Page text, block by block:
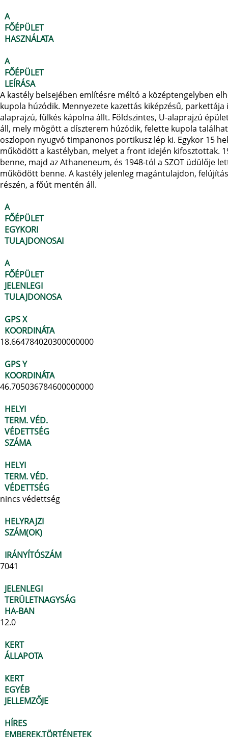
A
FŐÉPÜLET
HASZNÁLATA
A
FŐÉPÜLET
LEÍRÁSA
A kastély belsejében említésre méltó a középtengelyben
kupola húzódik. Mennyezete kazettás kiképzésű,
alaprajzú, fülkés kápolna állt. Földszintes, U-alaprajzú
áll, mely mögött a díszterem húzódik, felette kupola
oszlopon nyugvó timpanonos portikusz lép ki. Egykor 15
működött a kastélyban, melyet a front idején kifosztottak.
benne, majd az Athaneneum, és 1948-tól a SZOT üdülője
működött benne. A kastély jelenleg magántulajdon,
részén, a főút mentén áll.
A
FŐÉPÜLET
EGYKORI
TULAJDONOSAI
A
FŐÉPÜLET
JELENLEGI
TULAJDONOSA
GPS X
KOORDINÁTA
18.664784020300000000
GPS Y
KOORDINÁTA
46.705036784600000000
HELYI
TERM. VÉD.
VÉDETTSÉG
SZÁMA
HELYI
TERM. VÉD.
VÉDETTSÉG
nincs védettség
HELYRAJZI
SZÁM(OK)
IRÁNYÍTÓSZÁM
7041
JELENLEGI
TERÜLETNAGYSÁG
HA-BAN
12.0
KERT
ÁLLAPOTA
KERT
EGYÉB
JELLEMZŐJE
HÍRES
EMBEREK,TÖRTÉNETEK